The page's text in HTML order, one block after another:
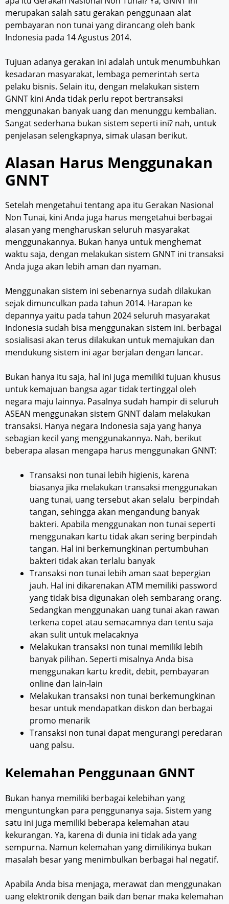
merupakan salah satu gerakan penggunaan alat
pembayaran non tunai yang dirancang oleh bank
Indonesia pada 14 Agustus 2014.
Tujuan adanya gerakan ini adalah untuk menumbuhkan
kesadaran masyarakat, lembaga pemerintah serta
pelaku bisnis. Selain itu, dengan melakukan sistem
GNNT kini Anda tidak perlu repot bertransaksi
menggunakan banyak uang dan menunggu kembalian.
Sangat sederhana bukan sistem seperti ini? nah, untuk
penjelasan selengkapnya, simak ulasan berikut.
Alasan Harus Menggunakan
GNNT
Setelah mengetahui tentang apa itu Gerakan Nasional
Non Tunai, kini Anda juga harus mengetahui berbagai
alasan yang mengharuskan seluruh masyarakat
menggunakannya. Bukan hanya untuk menghemat
waktu saja, dengan melakukan sistem GNNT ini transaksi
Anda juga akan lebih aman dan nyaman.
Menggunakan sistem ini sebenarnya sudah dilakukan
sejak dimunculkan pada tahun 2014. Harapan ke
depannya yaitu pada tahun 2024 seluruh masyarakat
Indonesia sudah bisa menggunakan sistem ini. berbagai
sosialisasi akan terus dilakukan untuk memajukan dan
mendukung sistem ini agar berjalan dengan lancar.
Bukan hanya itu saja, hal ini juga memiliki tujuan khusus
untuk kemajuan bangsa agar tidak tertinggal oleh
negara maju lainnya. Pasalnya sudah hampir di seluruh
ASEAN menggunakan sistem GNNT dalam melakukan
transaksi. Hanya negara Indonesia saja yang hanya
sebagian kecil yang menggunakannya. Nah, berikut
beberapa alasan mengapa harus menggunakan GNNT:
Transaksi non tunai lebih higienis, karena
biasanya jika melakukan transaksi menggunakan
uang tunai, uang tersebut akan selalu berpindah
tangan, sehingga akan mengandung banyak
bakteri. Apabila menggunakan non tunai seperti
menggunakan kartu tidak akan sering berpindah
tangan. Hal ini berkemungkinan pertumbuhan
bakteri tidak akan terlalu banyak
Transaksi non tunai lebih aman saat bepergian
jauh. Hal ini dikarenakan ATM memiliki password
yang tidak bisa digunakan oleh sembarang orang.
Sedangkan menggunakan uang tunai akan rawan
terkena copet atau semacamnya dan tentu saja
akan sulit untuk melacaknya
Melakukan transaksi non tunai memiliki lebih
banyak pilihan. Seperti misalnya Anda bisa
menggunakan kartu kredit, debit, pembayaran
online dan lain-lain
Melakukan transaksi non tunai berkemungkinan
besar untuk mendapatkan diskon dan berbagai
promo menarik
Transaksi non tunai dapat mengurangi peredaran
uang palsu.
Kelemahan Penggunaan GNNT
Bukan hanya memiliki berbagai kelebihan yang
menguntungkan para penggunanya saja. Sistem yang
satu ini juga memiliki beberapa kelemahan atau
kekurangan. Ya, karena di dunia ini tidak ada yang
sempurna. Namun kelemahan yang dimilikinya bukan
masalah besar yang menimbulkan berbagai hal negatif.
Apabila Anda bisa menjaga, merawat dan menggunakan
uang elektronik dengan baik dan benar maka kelemahan